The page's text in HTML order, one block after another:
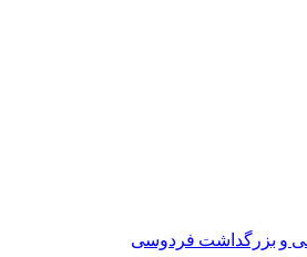
و بزرگداشت فردوسی